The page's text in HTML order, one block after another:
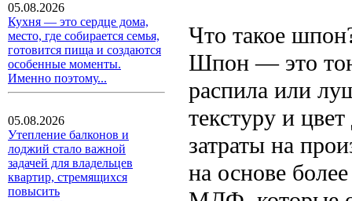
05.08.2026
Кухня — это сердце дома,
место, где собирается семья,
готовится пища и создаются
особенные моменты.
Именно поэтому...
05.08.2026
Утепление балконов и
лоджий стало важной
задачей для владельцев
квартир, стремящихся
повысить
Что такое
Шпон — это
распила или
текстуру и
затраты на
на основе